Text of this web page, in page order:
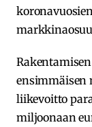
ensimmäisen
liikevoitto
miljoonaan